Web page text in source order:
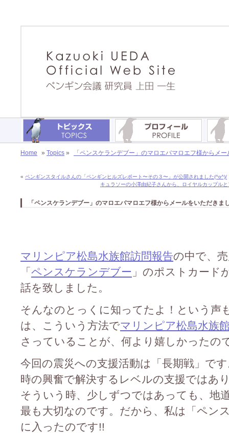
Home » Topics » 「ペンスケランデブー」のマロエバマロエフ様からメ
« ペンギンスタイルさんの「ペンギンヒルズレポート〜その３〜」が公開されました(^o^)/
キュラソーの小澤由紀子さんから、ロイヤルカップル
「ペンスケランデブー」のマロエバマロエフ様からメールをいただきま
マリンピア松島水族館訪問報告の中で、
「 ペンスケランデブー 」のポストカード
話を致しました。
そんなのとっくに知ってたよ！という声
は、こういう方法でマリンピア松島水族
さっていることが、何より嬉しかったの
今回の震災への支援活動は「長期戦」で
時の興奮で解決するレベルの支援ではあ
そういう時、少しずつではあっても、地
最も大切なのです。だから、私は「ペン
に入ったのです!!